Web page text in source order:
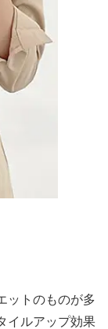
ットのものが多
イルアップ効果